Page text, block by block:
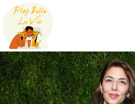
Skip
content